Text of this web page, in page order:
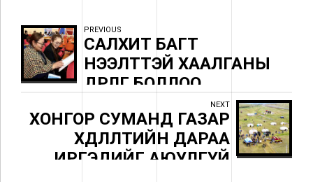
PREVIOUS
САЛХИТ БАГТ
НЭЭЛТТЭЙ ХААЛГАНЫ
ӨДӨРЛӨГ БОЛЛОО
NEXT
ХОНГОР СУМАНД ГАЗАР
ХӨДЛӨЛТИЙН ДАРАА
ИРГЭДИЙГ АЮУЛГҮЙ